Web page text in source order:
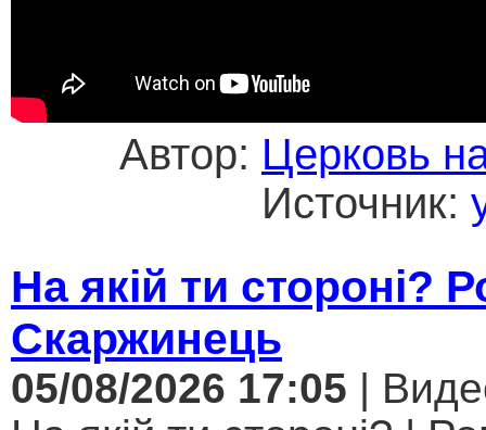
Автор: Церковь
Источник:
На якій ти стороні?
Скаржинець
05/08/2026 17:05 |